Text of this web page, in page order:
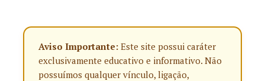
Aviso Importante: Este site possui caráter
exclusivamente educativo e informativo. Não
possuímos qualquer vínculo, ligação,